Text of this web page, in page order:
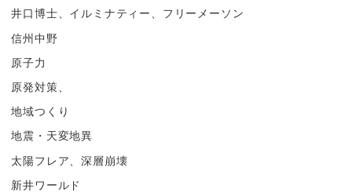
井口博士、イルミナティー、フリーメーソン
信州中野
原子力
原発対策、
地域つくり
地震・天変地異
太陽フレア、深層崩壊
新井ワールド